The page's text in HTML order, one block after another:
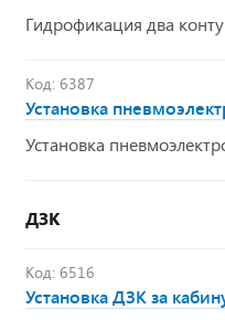
Гидрофикация два
Код: 6387
Установка
Установка
ДЗК
Код: 6516
Установка ДЗК за